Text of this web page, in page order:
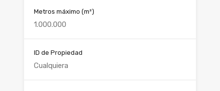
Metros máximo (m²)
ID de Propiedad